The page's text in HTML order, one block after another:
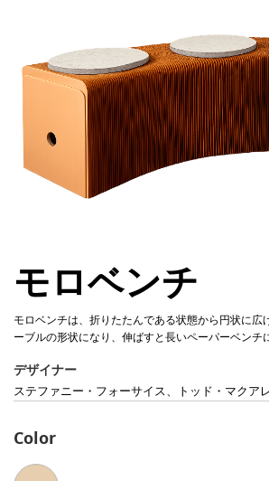
モロベンチ
モロベンチは、折りたたんである状態から円状に広
ーブルの形状になり、伸ばすと長いペーパーベンチ
デザイナー
ステファニー・フォーサイス、トッド・マクア
Color